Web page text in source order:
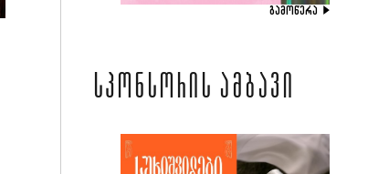
ᲒᲐᲛᲝᲬᲔᲠᲐ
ᲡᲞᲝᲜᲡᲝᲠᲘᲡ ᲐᲛᲑᲐᲕᲘ